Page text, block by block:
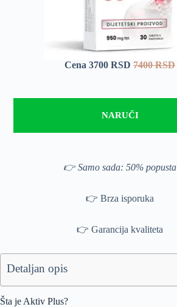
Cena 3700 RSD7400 RSD
NARUČI
👉 Samo sada: 50% popusta
👉 Brza isporuka
👉 Garancija kvaliteta
Detaljan opis
Šta je Aktiv Plus?